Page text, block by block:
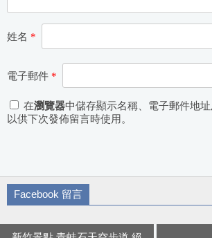
姓名 *
電子郵件 *
在瀏覽器中儲存顯示名稱、電子郵件地址
以供下次發佈留言時使用。
Facebook 留言